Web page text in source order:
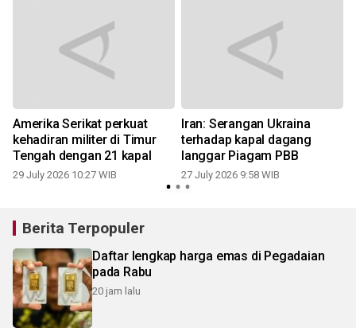
Amerika Serikat perkuat
kehadiran militer di Timur
Tengah dengan 21 kapal
29 July 2026 10:27 WIB
Iran: Serangan Ukraina
terhadap kapal dagang
langgar Piagam PBB
27 July 2026 9:58 WIB
Berita Terpopuler
Daftar lengkap harga emas di Pegadaian
pada Rabu
20 jam lalu